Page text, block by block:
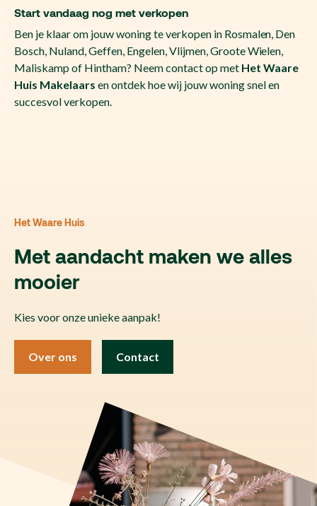
Start vandaag nog met verkopen
Ben je klaar om jouw woning te verkopen in Rosmalen, Den
Bosch, Nuland, Geffen, Engelen, Vlijmen, Groote Wielen,
Maliskamp of Hintham? Neem contact op met Het Waare
Huis Makelaars en ontdek hoe wij jouw woning snel en
succesvol verkopen.
Het Waare Huis
Met aandacht maken we alles
mooier
Kies voor onze unieke aanpak!
Over ons Contact